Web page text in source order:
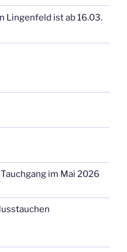
Lingenfeld ist ab 16.03.
im Mai 2026